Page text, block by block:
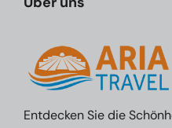
Entdecken Sie die